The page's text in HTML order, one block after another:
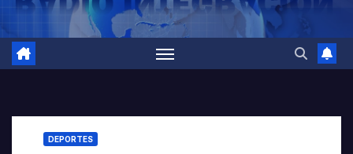
DEPORTES